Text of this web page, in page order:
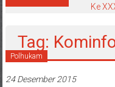
Tuntas.
Ke
Tag:
Polhukam
24 Desember 2015